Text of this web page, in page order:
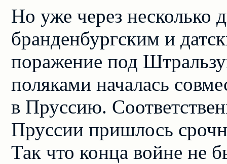
Но уже через несколько
бранденбургским и
поражение под
поляками началась
в Пруссию.
Пруссии пришлось
Так что конца войне не